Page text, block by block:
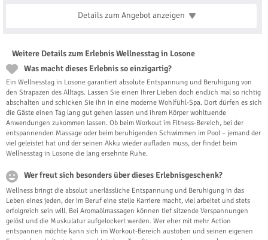
Details zum Angebotanzeigen
Weitere Details zum Erlebnis Wellnesstag in Losone
Was macht dieses Erlebnis so einzigartig?
Ein Wellnesstag in Losone garantiert absolute Entspannung und Beruhigung von
den Strapazen des Alltags. Lassen Sie einen Ihrer Lieben doch endlich mal so richtig
abschalten und schicken Sie ihn in eine moderne Wohlfühl-Spa. Dort dürfen es sich
die Gäste einen Tag lang gut gehen lassen und ihrem Körper wohltuende
Anwendungen zukommen lassen. Ob beim Workout im Fitness-Bereich, bei der
entspannenden Massage oder beim beruhigenden Schwimmen im Pool – jemand der
viel geleistet hat und der seinen Akku wieder aufladen muss, der findet beim
Wellnesstag in Losone die lang ersehnte Ruhe.
Wer freut sich besonders über dieses Erlebnisgeschenk?
Wellness bringt die absolut unerlässliche Entspannung und Beruhigung in das
Leben eines jeden, der im Beruf eine steile Karriere macht, viel arbeitet und stets
erfolgreich sein will. Bei Aromaölmassagen können tief sitzende Verspannungen
gelöst und die Muskulatur aufgelockert werden. Wer eher mit mehr Action
entspannen möchte kann sich im Workout-Bereich austoben und seinen eigenen